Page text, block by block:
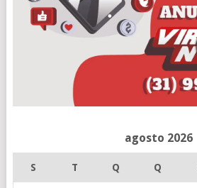
agosto 2026
S T Q Q